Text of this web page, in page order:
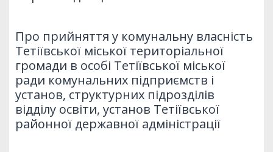
Про прийняття у комунальну власність
Тетіївської міської територіальної
громади в особі Тетіївської міської
ради комунальних підприємств і
установ, структурних підрозділів
відділу освіти, установ Тетіївської
районної державної адміністрації